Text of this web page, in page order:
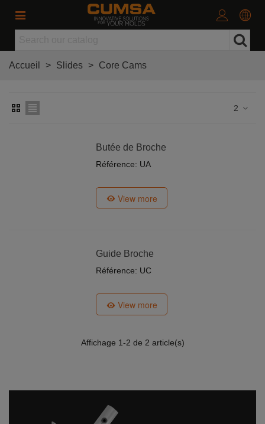
Accueil > Slides > Core Cams
2
Butée de Broche
Référence: UA
View more
Guide Broche
Référence: UC
View more
Affichage 1-2 de 2 article(s)